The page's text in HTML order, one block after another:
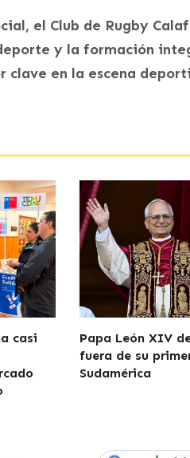
el Club de Rugby
y la formación
clave en la escena
casi
Papa León XIV
fuera de su
Sudamérica